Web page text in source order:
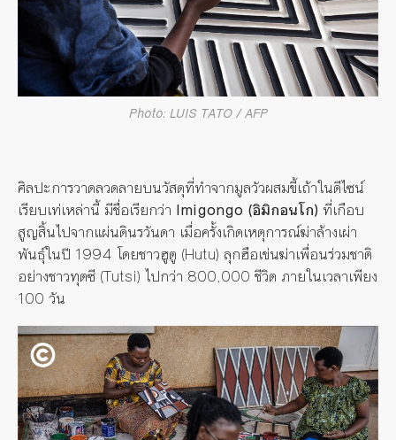
Photo: LUIS TATO / AFP
ศิลปะการวาดลวดลายบนวัสดุที่ทำจากมูลวัวผสมขี้เถ้าในดีไซน์
เรียบเท่เหล่านี้ มีชื่อเรียกว่า Imigongo (อิมิกอนโก) ที่เกือบ
สูญสิ้นไปจากแผ่นดินรวันดา เมื่อครั้งเกิดเหตุการณ์ฆ่าล้างเผ่า
พันธุ์ในปี 1994 โดยชาวฮูตู (Hutu) ลุกฮือเข่นฆ่าเพื่อนร่วมชาติ
อย่างชาวทุตซี (Tutsi) ไปกว่า 800,000 ชีวิต ภายในเวลาเพียง
100 วัน